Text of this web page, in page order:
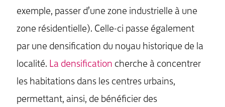
exemple, passer d’une zone industrielle à une
zone résidentielle). Celle-ci passe également
par une densification du noyau historique de la
localité. La densification cherche à concentrer
les habitations dans les centres urbains,
permettant, ainsi, de bénéficier des